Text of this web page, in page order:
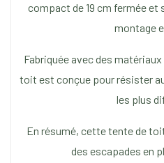
compact de 19 cm fermée
montage
Fabriquée avec des
toit est conçue pour résister
les plus
En résumé, cette tente de
des escapades en